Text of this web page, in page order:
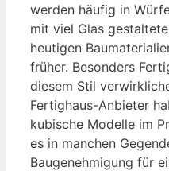
werden häufig in
mit viel Glas
heutigen
früher. Besonders
diesem Stil
Fertighaus-Anbieter
kubische Modelle im
es in manchen
Baugenehmigung für